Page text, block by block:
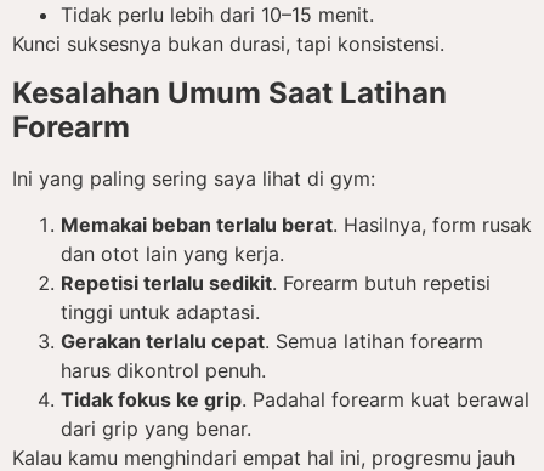
Tidak perlu lebih dari 10–15 menit.
Kunci suksesnya bukan durasi, tapi konsistensi.
Kesalahan Umum Saat Latihan
Forearm
Ini yang paling sering saya lihat di gym:
Memakai beban terlalu berat. Hasilnya, form rusak
dan otot lain yang kerja.
Repetisi terlalu sedikit. Forearm butuh repetisi
tinggi untuk adaptasi.
Gerakan terlalu cepat. Semua latihan forearm
harus dikontrol penuh.
Tidak fokus ke grip. Padahal forearm kuat berawal
dari grip yang benar.
Kalau kamu menghindari empat hal ini, progresmu jauh